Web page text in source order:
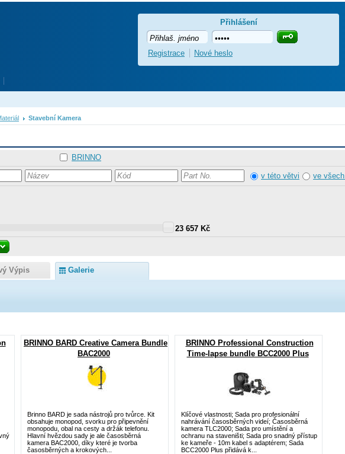
Stavební Kamera
BRINNO
v této větvi ve všech
23 657 Kč
Výpis Galerie
BRINNO BARD Creative Camera Bundle
BAC2000
Brinno BARD je sada nástrojů pro tvůrce. Kit
obsahuje monopod, svorku pro připevnění
monopodu, obal na cesty a držák telefonu.
Hlavní hvězdou sady je ale časosběrná
kamera BAC2000, díky které je tvorba
časosběrných a krokových...
BRINNO Professional Construction
Time-lapse bundle BCC2000 Plus
Klíčové vlastnosti; Sada pro profesionální
nahrávání časosběrných videí; Časosběrná
kamera TLC2000; Sada pro umístění a
ochranu na staveništi; Sada pro snadný přístup
ke kameře - 10m kabel s adaptérem; Sada
BCC2000 Plus přidává k...
Přihlášení
Registrace Nové heslo